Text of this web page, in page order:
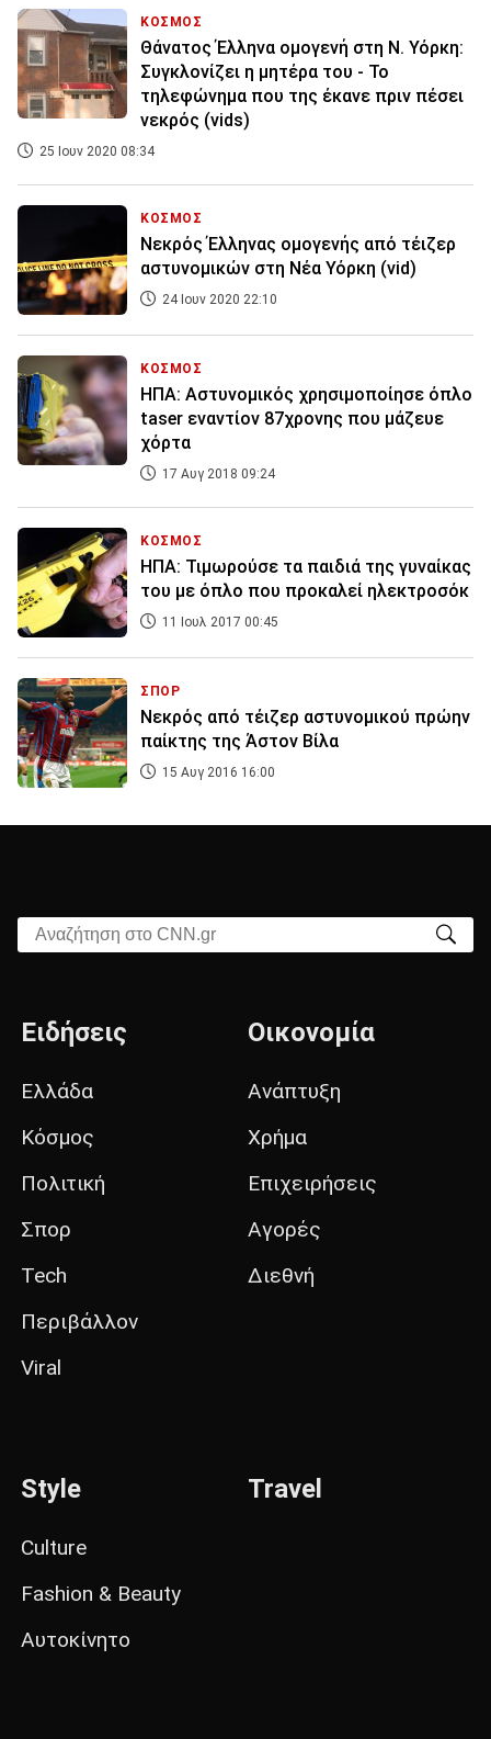
ΚΟΣΜΟΣ
Θάνατος Έλληνα ομογενή στη Ν. Υόρκη:
Συγκλονίζει η μητέρα του - Το
τηλεφώνημα που της έκανε πριν πέσει
νεκρός (vids)
25 Ιουν 2020 08:34
ΚΟΣΜΟΣ
Νεκρός Έλληνας ομογενής από τέιζερ
αστυνομικών στη Νέα Υόρκη (vid)
24 Ιουν 2020 22:10
ΚΟΣΜΟΣ
ΗΠΑ: Αστυνομικός χρησιμοποίησε όπλο
taser εναντίον 87χρονης που μάζευε
χόρτα
17 Αυγ 2018 09:24
ΚΟΣΜΟΣ
ΗΠΑ: Τιμωρούσε τα παιδιά της γυναίκας
του με όπλο που προκαλεί ηλεκτροσόκ
11 Ιουλ 2017 00:45
ΣΠΟΡ
Νεκρός από τέιζερ αστυνομικού πρώην
παίκτης της Άστον Βίλα
15 Αυγ 2016 16:00
Αναζήτηση στο CNN.gr
Ειδήσεις
Ελλάδα
Κόσμος
Πολιτική
Σπορ
Tech
Περιβάλλον
Viral
Οικονομία
Ανάπτυξη
Χρήμα
Επιχειρήσεις
Αγορές
Διεθνή
Style
Culture
Fashion & Beauty
Αυτοκίνητο
Travel